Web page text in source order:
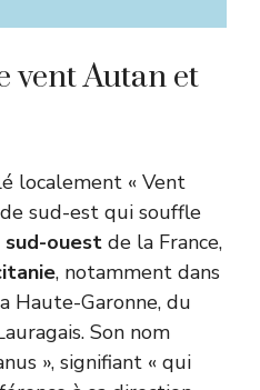
vent Autan et
localement « Vent
sud-est qui souffle
sud-ouest de la France,
, notamment dans
Haute-Garonne, du
Son nom
», signifiant « qui